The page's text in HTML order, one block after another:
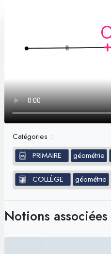
Catégories :
PRIMAIRE géométrie
COLLÈGE géométrie
Notions associées